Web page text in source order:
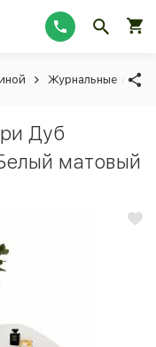
Журнальные
Дуб
матовый